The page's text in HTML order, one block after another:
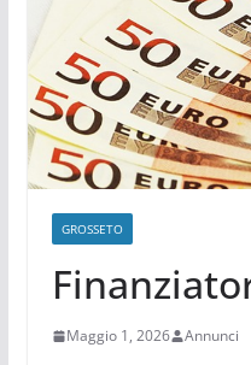
GROSSETO
Maggio 1, 2026 Annunci